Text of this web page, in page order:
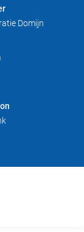
Domijn